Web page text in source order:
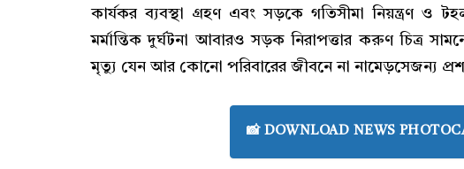
কার্যকর ব্যবস্থা গ্রহণ এবং সড়কে গতিসীমা নিয়ন্ত্রণ ও
মর্মান্তিক দুর্ঘটনা আবারও সড়ক নিরাপত্তার করুণ চিত্র
মৃত্যু যেন আর কোনো পরিবারের জীবনে না নামেড়সেজন্য
📸 DOWNLOAD NEWS